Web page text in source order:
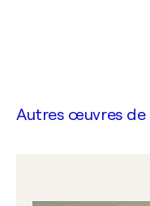
Autres œuvres de